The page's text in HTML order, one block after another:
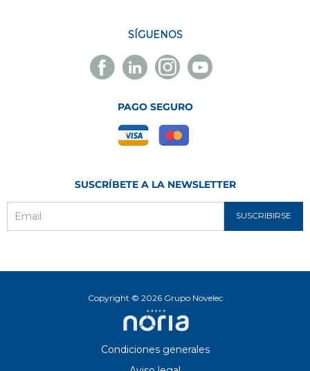
SÍGUENOS
Facebook
Novelec
Linkedin
Novelec
Instagram
Novelec
Youtube
Novelec
PAGO SEGURO
SUSCRÍBETE A LA NEWSLETTER
SUSCRIBIRSE
Copyright © 2026 Grupo Novelec
Condiciones generales